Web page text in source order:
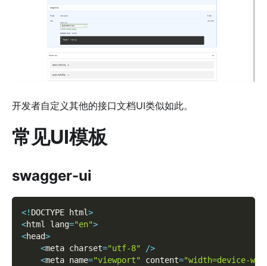
开发者自定义其他的接口文档UI类似如此。
常见UI模板
swagger-ui
<! DOCTYPE html>
<html lang="en">
<head>
<meta charset="utf-8" />
<meta name="viewport" content="width=device-